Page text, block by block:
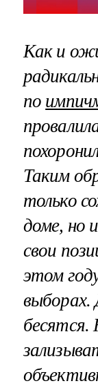
Как и
по
Таким
только
доме, но
свои
этом
выборах.
бесятся.